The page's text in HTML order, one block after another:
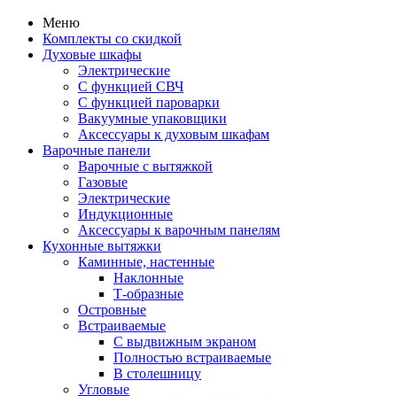
Меню
Комплекты со скидкой
Духовые шкафы
Электрические
С функцией СВЧ
С функцией пароварки
Вакуумные упаковщики
Аксессуары к духовым шкафам
Варочные панели
Варочные с вытяжкой
Газовые
Электрические
Индукционные
Аксессуары к варочным панелям
Кухонные вытяжки
Каминные, настенные
Наклонные
Т-образные
Островные
Встраиваемые
С выдвижным экраном
Полностью встраиваемые
В столешницу
Угловые